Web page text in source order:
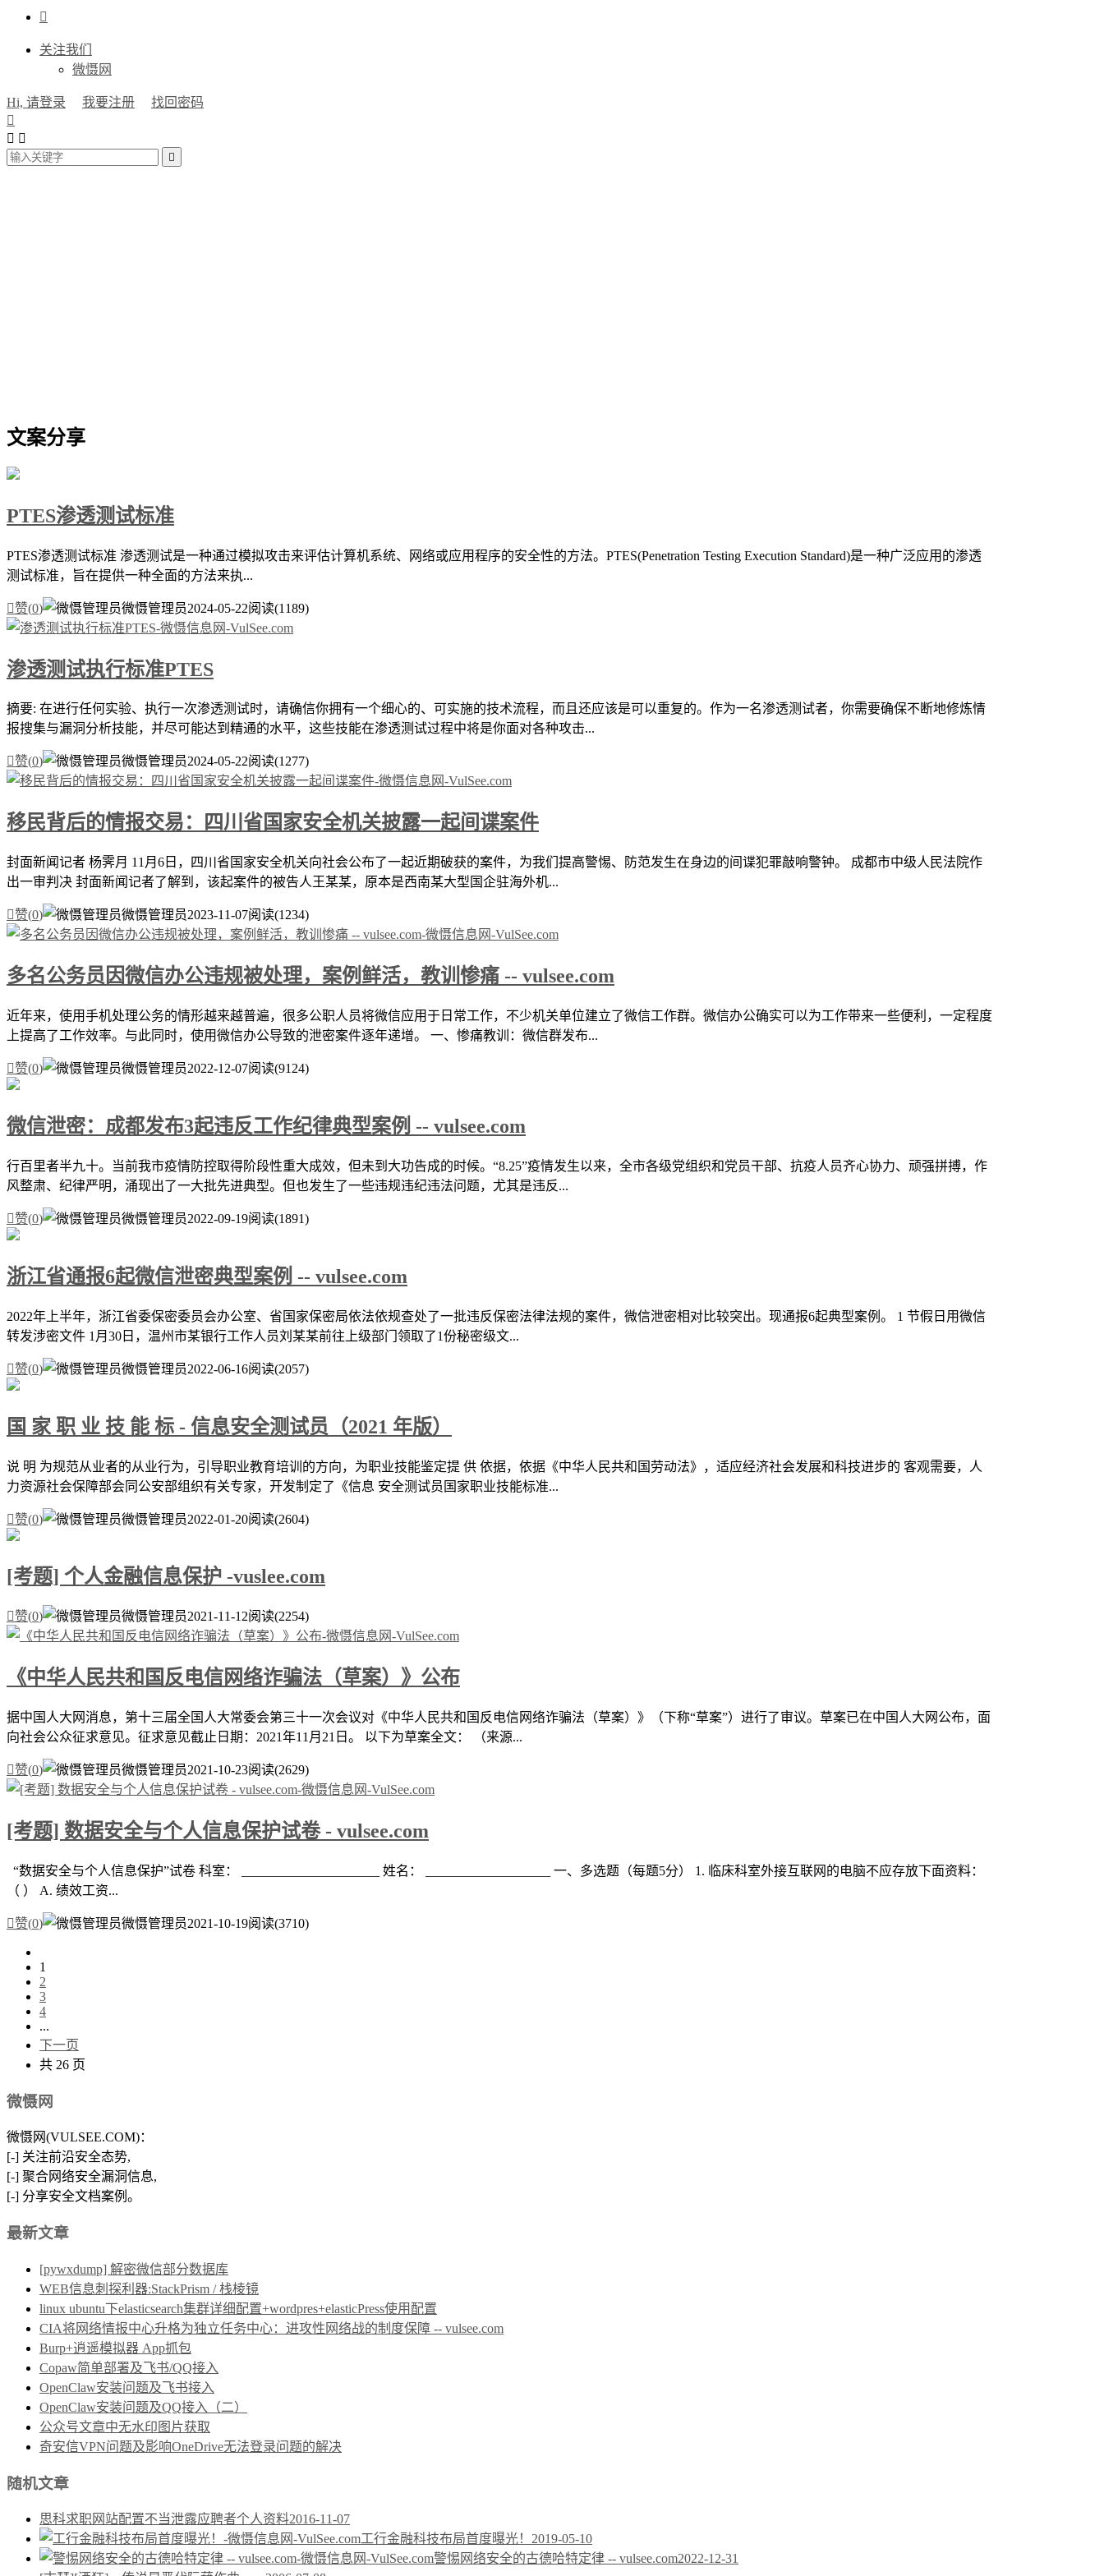

关注我们
微慑网
Hi, 请登录 我要注册
找回密码

 

文案分享
PTES渗透测试标准
PTES渗透测试标准 渗透测试是一种通过模拟攻击来评估计算机系统、网络或应用程序的安全性的方法。PTES(Penetration Testing Execution Standard)是一种广泛应用的渗透
测试标准，旨在提供一种全面的方法来执...
赞(0) 微慑管理员2024-05-22阅读(1189)
渗透测试执行标准PTES
摘要: 在进行任何实验、执行一次渗透测试时，请确信你拥有一个细心的、可实施的技术流程，而且还应该是可以重复的。作为一名渗透测试者，你需要确保不断地修炼情
报搜集与漏洞分析技能，并尽可能达到精通的水平，这些技能在渗透测试过程中将是你面对各种攻击...
赞(0) 微慑管理员2024-05-22阅读(1277)
移民背后的情报交易：四川省国家安全机关披露一起间谍案件
封面新闻记者 杨霁月 11月6日，四川省国家安全机关向社会公布了一起近期破获的案件，为我们提高警惕、防范发生在身边的间谍犯罪敲响警钟。 成都市中级人民法院作
出一审判决 封面新闻记者了解到，该起案件的被告人王某某，原本是西南某大型国企驻海外机...
赞(0) 微慑管理员2023-11-07阅读(1234)
多名公务员因微信办公违规被处理，案例鲜活，教训惨痛 -- vulsee.com
近年来，使用手机处理公务的情形越来越普遍，很多公职人员将微信应用于日常工作，不少机关单位建立了微信工作群。微信办公确实可以为工作带来一些便利，一定程度
上提高了工作效率。与此同时，使用微信办公导致的泄密案件逐年递增。 一、惨痛教训：微信群发布...
赞(0) 微慑管理员2022-12-07阅读(9124)
微信泄密：成都发布3起违反工作纪律典型案例 -- vulsee.com
行百里者半九十。当前我市疫情防控取得阶段性重大成效，但未到大功告成的时候。“8.25”疫情发生以来，全市各级党组织和党员干部、抗疫人员齐心协力、顽强拼搏，作
风整肃、纪律严明，涌现出了一大批先进典型。但也发生了一些违规违纪违法问题，尤其是违反...
赞(0) 微慑管理员2022-09-19阅读(1891)
浙江省通报6起微信泄密典型案例 -- vulsee.com
2022年上半年，浙江省委保密委员会办公室、省国家保密局依法依规查处了一批违反保密法律法规的案件，微信泄密相对比较突出。现通报6起典型案例。 1 节假日用微信
转发涉密文件 1月30日，温州市某银行工作人员刘某某前往上级部门领取了1份秘密级文...
赞(0) 微慑管理员2022-06-16阅读(2057)
国 家 职 业 技 能 标 - 信息安全测试员（2021 年版）
说 明 为规范从业者的从业行为，引导职业教育培训的方向，为职业技能鉴定提 供 依据，依据《中华人民共和国劳动法》，适应经济社会发展和科技进步的 客观需要，人
力资源社会保障部会同公安部组织有关专家，开发制定了《信息 安全测试员国家职业技能标准...
赞(0) 微慑管理员2022-01-20阅读(2604)
[考题] 个人金融信息保护 -vuslee.com
赞(0) 微慑管理员2021-11-12阅读(2254)
《中华人民共和国反电信网络诈骗法（草案）》公布
据中国人大网消息，第十三届全国人大常委会第三十一次会议对《中华人民共和国反电信网络诈骗法（草案）》（下称“草案”）进行了审议。草案已在中国人大网公布，面
向社会公众征求意见。征求意见截止日期：2021年11月21日。 以下为草案全文： （来源...
赞(0) 微慑管理员2021-10-23阅读(2629)
[考题] 数据安全与个人信息保护试卷 - vulsee.com
“数据安全与个人信息保护”试卷 科室： _____________________ 姓名： ___________________ 一、多选题（每题5分） 1. 临床科室外接互联网的电脑不应存放下面资料：
（ ） A. 绩效工资...
赞(0) 微慑管理员2021-10-19阅读(3710)
1
2
3
4
...
下一页
共 26 页
微慑网
微慑网(VULSEE.COM)：
[-] 关注前沿安全态势,
[-] 聚合网络安全漏洞信息,
[-] 分享安全文档案例。
最新文章
[pywxdump] 解密微信部分数据库
WEB信息刺探利器:StackPrism / 栈棱镜
linux ubuntu下elasticsearch集群详细配置+wordpres+elasticPress使用配置
CIA将网络情报中心升格为独立任务中心：进攻性网络战的制度保障 -- vulsee.com
Burp+逍遥模拟器 App抓包
Copaw简单部署及飞书/QQ接入
OpenClaw安装问题及飞书接入
OpenClaw安装问题及QQ接入（二）
公众号文章中无水印图片获取
奇安信VPN问题及影响OneDrive无法登录问题的解决
随机文章
思科求职网站配置不当泄露应聘者个人资料2016-11-07
工行金融科技布局首度曝光！ 2019-05-10
警惕网络安全的古德哈特定律 -- vulsee.com2022-12-31